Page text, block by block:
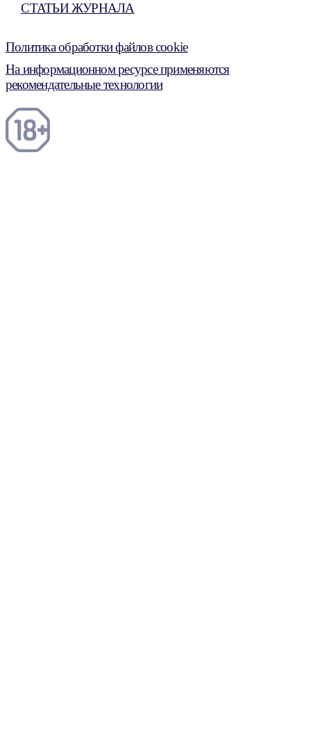
СТАТЬИ ЖУРНАЛА
Политика обработки файлов cookie
На информационном ресурсе применяются
рекомендательные технологии